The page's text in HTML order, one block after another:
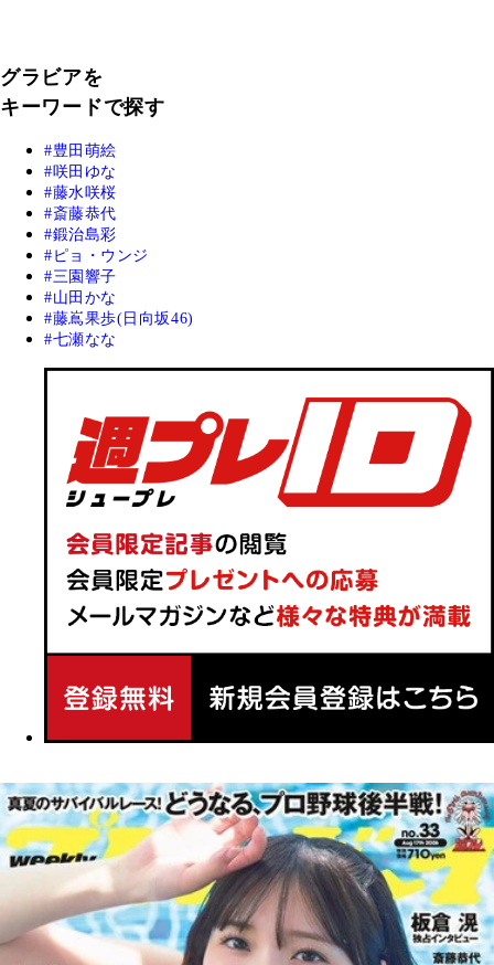
グラビアを
キーワードで探す
豊田萌絵
咲田ゆな
藤水咲桜
斎藤恭代
鍛治島彩
ピョ・ウンジ
三園響子
山田かな
藤嶌果歩(日向坂46)
七瀬なな